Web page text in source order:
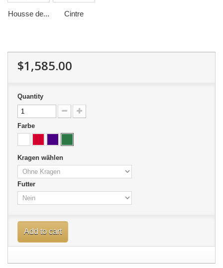
Housse de... Cintre
$1,585.00
Quantity
Farbe
Kragen wählen
Futter
Add to cart